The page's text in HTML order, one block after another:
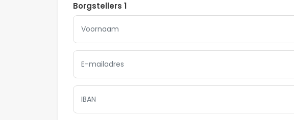
Borgstellers 1